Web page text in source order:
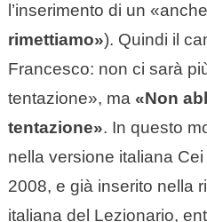
l’inserimento di un
rimettiamo»). Quindi il
Francesco: non ci sarà
tentazione», ma «Non
tentazione». In questo
nella versione italiana
2008, e già inserito nella
italiana del Lezionario,